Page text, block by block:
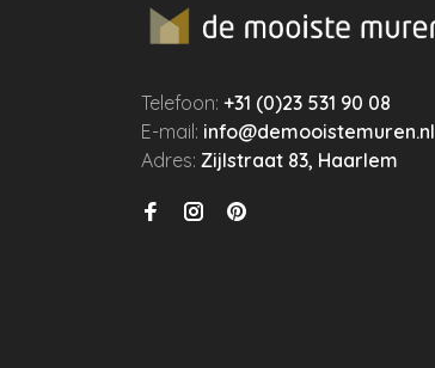
Telefoon:+31 (0)23 531 90 08
E-mail: info@demooistemuren.nl
Adres:Zijlstraat 83, Haarlem